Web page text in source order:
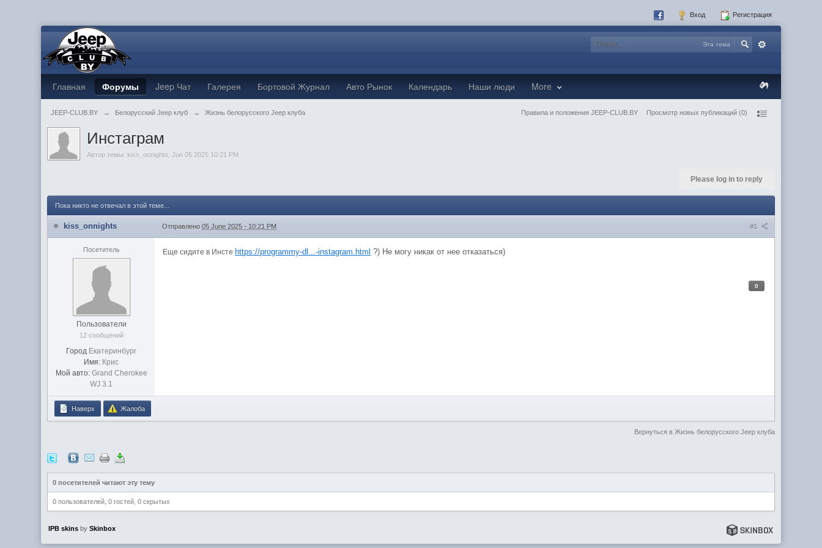
Вход Регистрация
Эта тема
Главная Форумы Jeep Чат Галерея Бортовой Журнал Авто Рынок Календарь Наши люди More
JEEP-CLUB.BY → Белорусский Jeep клуб → Жизнь белорусского Jeep клуба Правила и положения JEEP-CLUB.BY Просмотр новых публикаций (0)
Инстаграм
Автор темы: kiss_onnights ,Jun 05 2025 10:21 PM
Please log in to reply
Пока никто не отвечал в этой теме...
#1
kiss_onnights Отправлено05 June 2025 - 10:21 PM
Посетитель
Пользователи
12 сообщений
Город Екатеринбург
Имя: Крис
Мой авто: Grand Cherokee
WJ 3.1
Еще сидите в Инсте https://programmy-dl...-instagram.html ?) Не могу никак от нее отказаться)
0
Наверх Жалоба
Вернуться в Жизнь белорусского Jeep клуба
0 посетителей читают эту тему
0 пользователей, 0 гостей, 0 скрытых
IPB skins bySkinbox